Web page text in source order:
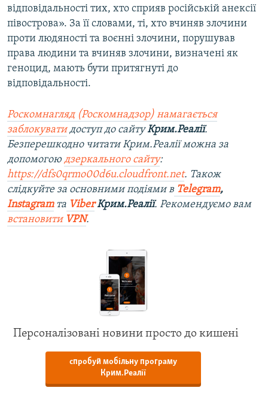
відповідальності тих, хто сприяв російській анексії
півострова». За її словами, ті, хто вчиняв злочини
проти людяності та воєнні злочини, порушував
права людини та вчиняв злочини, визначені як
геноцид, мають бути притягнуті до
відповідальності.
Роскомнагляд (Роскомнадзор) намагається
заблокуватидоступ до сайтуКрим.Реалії.
Безперешкодно читати Крим.Реалії можна за
допомогою дзеркального сайту:
https://dfs0qrmo00d6u.cloudfront.net. Також
слідкуйте за основними подіями в Telegram,
Instagramта ViberКрим.Реалії. Рекомендуємо вам
встановити VPN.
Персоналізовані новини просто до кишені
спробуй мобільну програму
Крим.Реалії